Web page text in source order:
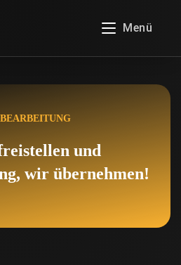
Menü
und
wir übernehmen!